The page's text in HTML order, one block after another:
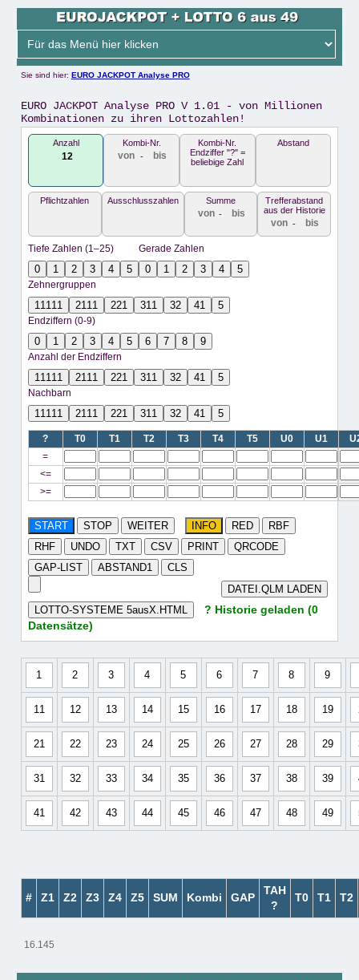
Sie sind hier: EURO JACKPOT Analyse PRO
EURO JACKPOT Analyse PRO V 1.01 - von Millionen
Kombinationen zu ihren Lottozahlen!
Anzahl
Kombi-Nr.
-
Kombi-Nr.
Endziffer "?" =
beliebige Zahl
Abstand
Pflichtzahlen Ausschlusszahlen
Summe
-
Trefferabstand
aus der Historie
-
Tiefe Zahlen (1–25)
0 1 2 3 4 5
Gerade Zahlen
0 1 2 3 4 5
Zehnergruppen
11111 2111 221 311 32 41 5
Endziffern (0-9)
0 1 2 3 4 5 6 7 8 9
Anzahl der Endziffern
11111 2111 221 311 32 41 5
Nachbarn
11111 2111 221 311 32 41 5
? T0 T1 T2 T3 T4 T5 U0 U1
=
<=
>=
START STOP WEITER INFO RED
RBF
RHF
UNDO TXT CSV PRINT
QRCODE
GAP-LIST
ABSTAND1
CLS
DATEI.QLM LADEN
LOTTO-SYSTEME 5ausX.HTML
? Historie geladen (0
Datensätze)
# Z1 Z2 Z3 Z4 Z5 SUM Kombi GAP
TAH
?
T0 T1 T2
16.145